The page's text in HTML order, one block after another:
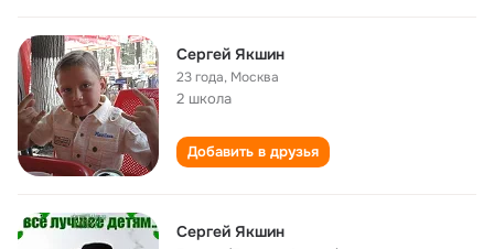
Сергей Якшин
23 года, Москва
2 школа
Добавить в друзья
Сергей Якшин